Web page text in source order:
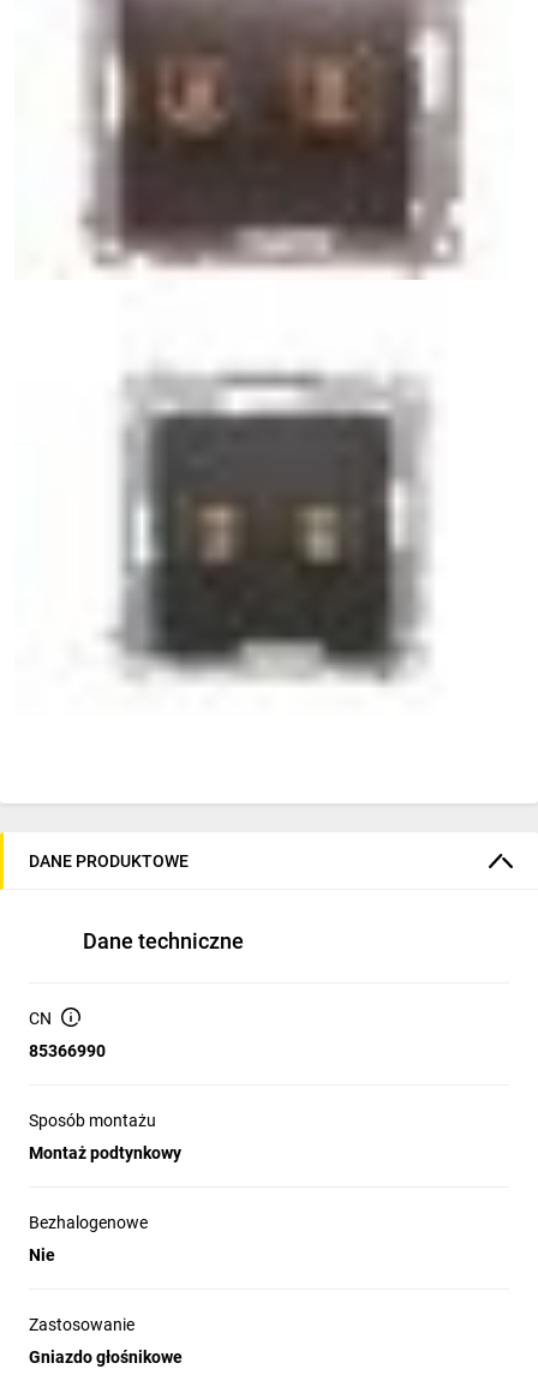
DANE PRODUKTOWE
Dane techniczne
CN
85366990
Sposób montażu
Montaż podtynkowy
Bezhalogenowe
Nie
Zastosowanie
Gniazdo głośnikowe